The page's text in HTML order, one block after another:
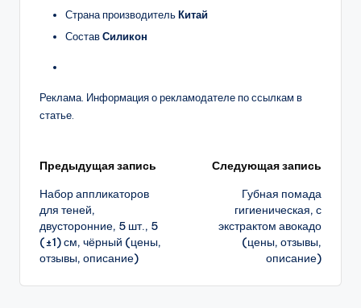
Страна производительКитай
СоставСиликон
Реклама. Информация о рекламодателе по ссылкам в
статье.
Навигация
записи
Предыдущая запись
Набор аппликаторов
для теней,
двусторонние, 5 шт., 5
(±1) см, чёрный (цены,
отзывы, описание)
Следующая запись
Губная помада
гигиеническая, с
экстрактом авокадо
(цены, отзывы,
описание)